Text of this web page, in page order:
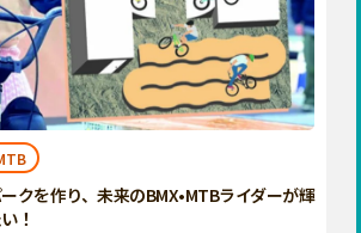
関東
茨城
栃木
群馬
千葉
岡山 広島 山口
愛媛 高知
長崎
沖縄
クを作り、未来のBMX•MTBライダーが輝
！